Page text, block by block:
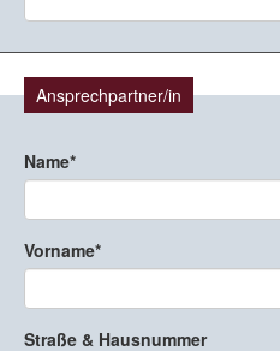
Ansprechpartner/in
Name
Vorname
Straße & Hausnummer